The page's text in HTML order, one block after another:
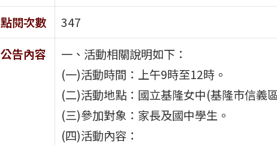
點閱次數
347
公告內容
一、活動相關說明如下：
(一)活動時間：上午9時至12時。
(二)活動地點：國立基隆女中(基隆市信義
(三)參加對象：家長及國中學生。
(四)活動內容：